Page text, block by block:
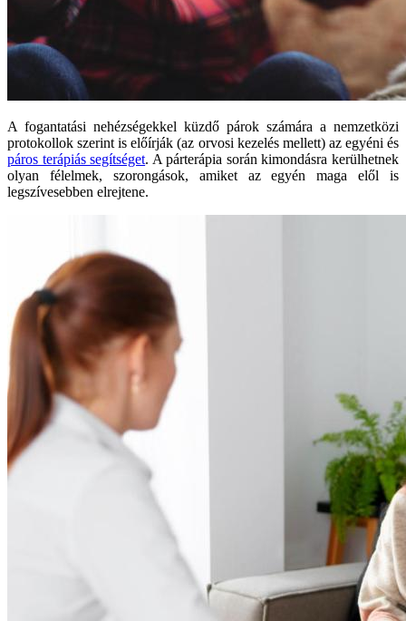
A fogantatási nehézségekkel küzdő párok számára a nemzetközi
protokollok szerint is előírják (az orvosi kezelés mellett) az egyéni és
páros terápiás segítséget. A párterápia során kimondásra kerülhetnek
olyan félelmek, szorongások, amiket az egyén maga elől is
legszívesebben elrejtene.